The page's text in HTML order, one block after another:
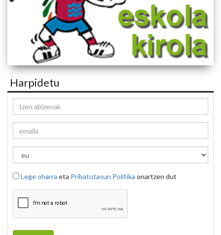
Harpidetu
Lege oharra eta Pribatutasun Politika onartzen dut